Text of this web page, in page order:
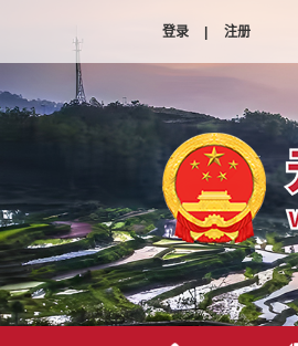
登录 | 注册